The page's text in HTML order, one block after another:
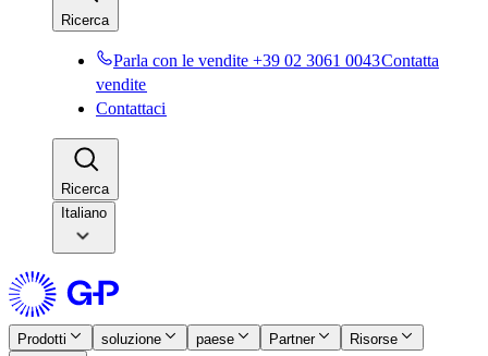
Ricerca​​
Parla con le vendite +39 02 3061 0043​​Contatta
vendite​​
Contattaci​​
Ricerca​​
Italiano
Prodotti​​ soluzione​​ paese​​ Partner​​
Risorse​​